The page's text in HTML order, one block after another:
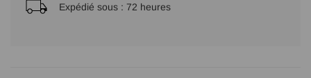
Expédié sous : 72 heures